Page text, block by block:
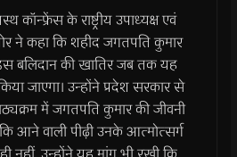
कॉन्फ्रेंस के राष्ट्रीय उपाध्यक्ष एवं
ने कहा कि शहीद जगतपति कुमार
बलिदान की खातिर जब तक यह
जाएगा। उन्होंने प्रदेश सरकार से
में जगतपति कुमार की जीवनी
आने वाली पीढ़ी उनके आत्मोत्सर्ग